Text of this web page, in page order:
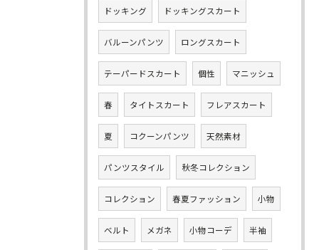
ドッキング ドッキングスカート
バルーンパンツ ロングスカート
テーパードスカート 個性 マニッシュ
春 タイトスカート フレアスカート
夏 コクーンパンツ 天然素材
パンツスタイル 秋冬コレクション
コレクション 春夏ファッション 小物
ベルト メガネ 小物コーデ 半袖